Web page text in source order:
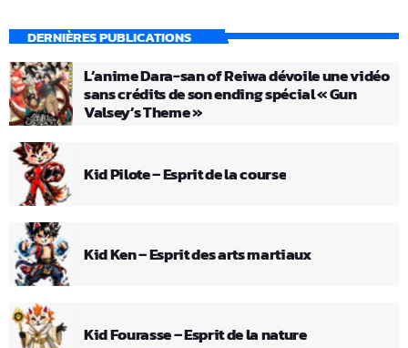
DERNIÈRES PUBLICATIONS
L’anime Dara-san of Reiwa dévoile une vidéo
sans crédits de son ending spécial « Gun
Valsey’s Theme »
Kid Pilote – Esprit de la course
Kid Ken – Esprit des arts martiaux
Kid Fourasse – Esprit de la nature